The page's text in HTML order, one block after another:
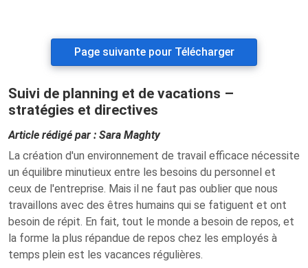
Page suivante pour Télécharger
Suivi de planning et de vacations –
stratégies et directives
Article rédigé par : Sara Maghty
La création d'un environnement de travail efficace nécessite
un équilibre minutieux entre les besoins du personnel et
ceux de l'entreprise. Mais il ne faut pas oublier que nous
travaillons avec des êtres humains qui se fatiguent et ont
besoin de répit. En fait, tout le monde a besoin de repos, et
la forme la plus répandue de repos chez les employés à
temps plein est les vacances régulières.